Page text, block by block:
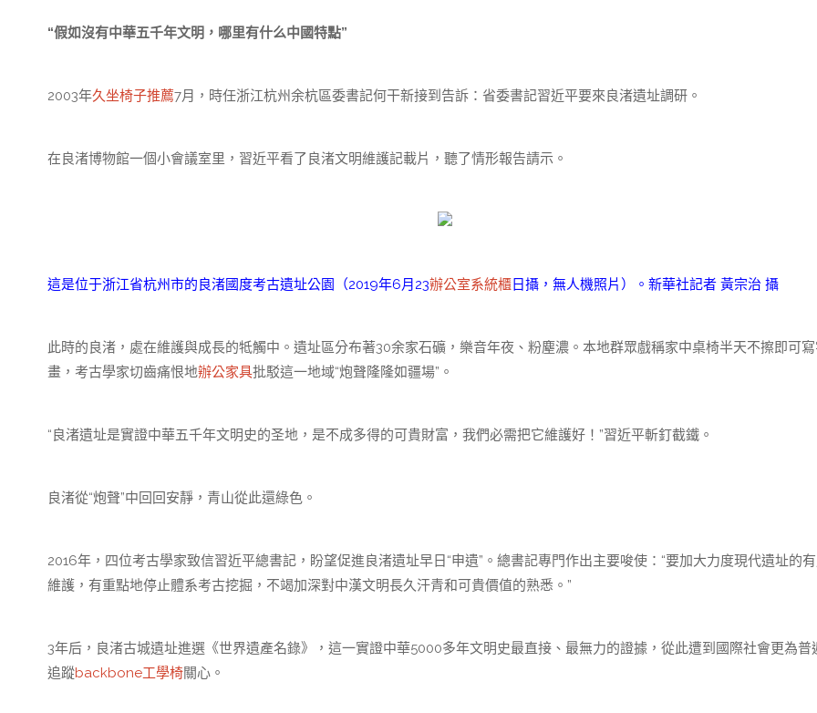
“假如沒有中華五千年文明，哪里有什么中國特點”
2003年久坐椅子推薦7月，時任浙江杭州余杭區委書記何干新接到告訴：省委書記習近平要來良渚遺址調研。
在良渚博物館一個小會議室里，習近平看了良渚文明維護記載片，聽了情形報告請示。
這是位于浙江省杭州市的良渚國度考古遺址公園（2019年6月23辦公室系統櫃日攝，無人機照片）。新華社記者 黃宗治 攝
此時的良渚，處在維護與成長的牴觸中。遺址區分布著30余家石礦，樂音年夜、粉塵濃。本地群眾戲稱家中桌椅半天不擦即可
畫，考古學家切齒痛恨地辦公家具批駁這一地域“炮聲隆隆如疆場”。
“良渚遺址是實證中華五千年文明史的圣地，是不成多得的可貴財富，我們必需把它維護好！”習近平斬釘截鐵。
良渚從“炮聲”中回回安靜，青山從此還綠色。
2016年，四位考古學家致信習近平總書記，盼望促進良渚遺址早日“申遺”。總書記專門作出主要唆使：“要加大力度現代遺址的
維護，有重點地停止體系考古挖掘，不竭加深對中漢文明長久汗青和可貴價值的熟悉。”
3年后，良渚古城遺址進選《世界遺產名錄》，這一實證中華5000多年文明史最直接、最無力的證據，從此遭到國際社會更為普
追蹤backbone工學椅關心。